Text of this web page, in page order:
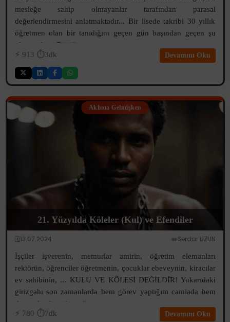
mesleğe sahip olmayanlar tarafından parasal
değerlendirmesini anlatmaktadır... Bir lisede takribi 30 yıllık
öğretmen olan bir tanıdığım geçen gün başından geçen şu
olayı anlattı: Bir öğren...
⚡️ 913 ⏱️3dk Devamını Oku
Aklıma Gelmişken
21. Yüzyılda Köleler (Kul) ve Efendiler
🗓️13.07.2024 ✏️Serdar UZUN
İşçiler işverenin, memurlar amirin, öğretim elemanları
rektörün, öğrenciler öğretmenin, çocuklar ebeveynin, kiracılar
ev sahibinin, ... KULU VE KÖLESİ DEĞİLDİR! Yukarıdaki
girizgahı son zamanlarda hem görev yaptığım camiada hem
de etrafımda onlarca "...
⚡️ 780 ⏱️7dk Devamını Oku